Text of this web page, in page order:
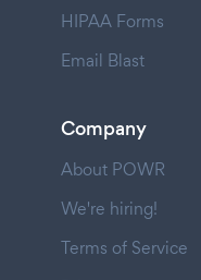
HIPAA Forms
Email Blast
Company
About POWR
We're hiring!
Terms of Service